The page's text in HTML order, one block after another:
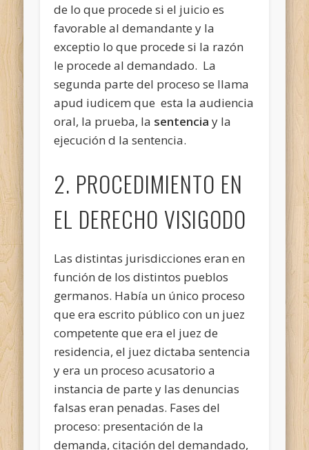
de lo que procede si el juicio es
favorable al demandante y la
exceptio lo que procede si la razón
le procede al demandado. La
segunda parte del proceso se llama
apud iudicem que esta la audiencia
oral, la prueba, la sentencia y la
ejecución d la sentencia.
2. PROCEDIMIENTO EN
EL DERECHO VISIGODO
Las distintas jurisdicciones eran en
función de los distintos pueblos
germanos. Había un único proceso
que era escrito público con un juez
competente que era el juez de
residencia, el juez dictaba sentencia
y era un proceso acusatorio a
instancia de parte y las denuncias
falsas eran penadas. Fases del
proceso: presentación de la
demanda, citación del demandado,